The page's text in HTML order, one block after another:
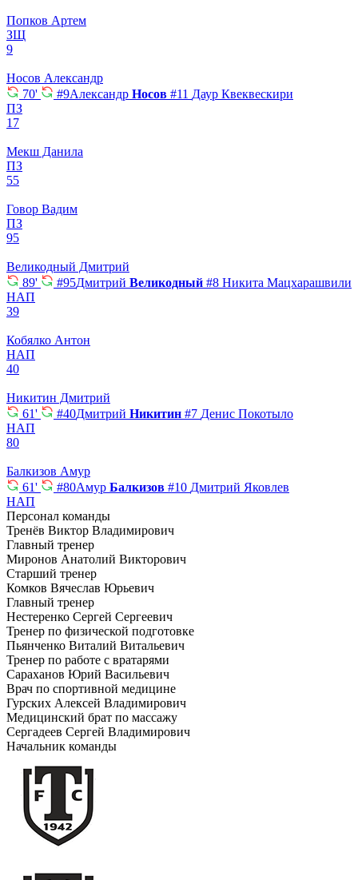
Попков Артем
ЗЩ
9
Носов Александр
70'
#9Александр Носов #11 Даур Квеквескири
ПЗ
17
Мекш Данила
ПЗ
55
Говор Вадим
ПЗ
95
Великодный Дмитрий
89'
#95Дмитрий Великодный #8 Никита Мацхарашвили
НАП
39
Кобялко Антон
НАП
40
Никитин Дмитрий
61'
#40Дмитрий Никитин #7 Денис Покотыло
НАП
80
Балкизов Амур
61'
#80Амур Балкизов #10 Дмитрий Яковлев
НАП
Персонал команды
Тренёв Виктор Владимирович
Главный тренер
Миронов Анатолий Викторович
Старший тренер
Комков Вячеслав Юрьевич
Главный тренер
Нестеренко Сергей Сергеевич
Тренер по физической подготовке
Пьянченко Виталий Витальевич
Тренер по работе с вратарями
Сараханов Юрий Васильевич
Врач по спортивной медицине
Гурских Алексей Владимирович
Медицинский брат по массажу
Сергадеев Сергей Владимирович
Начальник команды